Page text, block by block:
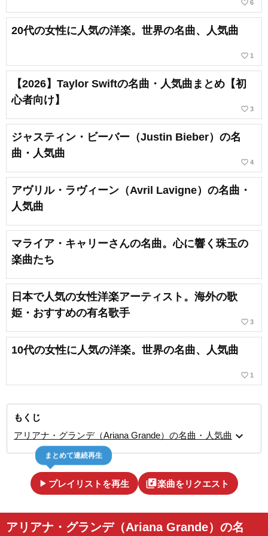
favorite_border 6
20代の女性に人気の洋楽。世界の名曲、人気曲
favorite_border 1
【2026】Taylor Swiftの名曲・人気曲まとめ【初
心者向け】
favorite_border 3
ジャスティン・ビーバー（Justin Bieber）の名
曲・人気曲
favorite_border 4
アヴリル・ラヴィーン（Avril Lavigne）の名曲・
人気曲
マライア・キャリーさんの名曲。心に響く珠玉の
楽曲たち
日本で人気の女性洋楽アーティスト。海外の歌
姫・おすすめの有名歌手
favorite_border 3
10代の女性に人気の洋楽。世界の名曲、人気曲
favorite_border 1
もくじ
アリアナ・グランデ（Ariana Grande）の名曲・人気曲 expand_more
play_arrow プレイリストを再生
まとめて連続再生
library_music楽曲をリクエスト
アリアナ・グランデ（Ariana Grande）の名